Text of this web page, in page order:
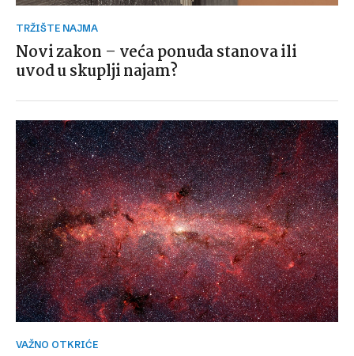
TRŽIŠTE NAJMA
Novi zakon – veća ponuda stanova ili
uvod u skuplji najam?
VAŽNO OTKRIĆE